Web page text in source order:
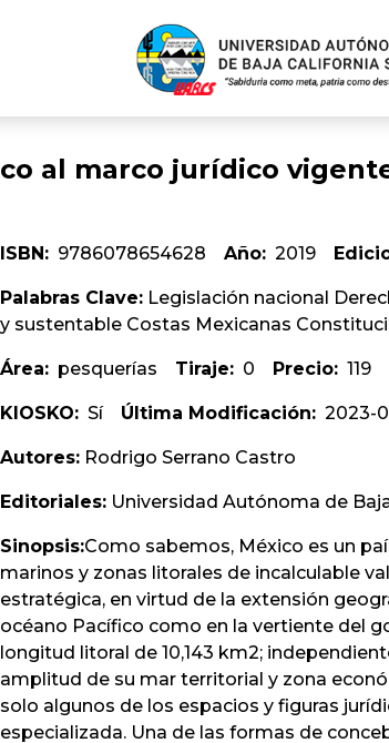
al marco jurídico
ISBN: 9786078654628 Año: 2019
Palabras Clave: Legislación nacional
y sustentable Costas Mexicanas
Área: pesquerías Tiraje: 0 Precio: 119
KIOSKO: Sí Última Modificación: 2023-
Autores: Rodrigo Serrano Castro
Editoriales: Universidad Autónoma de
Sinopsis:Como sabemos, México es un
marinos y zonas litorales de incalculable
estratégica, en virtud de la extensión
océano Pacífico como en la vertiente del
longitud litoral de 10,143 km2;
amplitud de su mar territorial y zona
solo algunos de los espacios y figuras
especializada. Una de las formas de